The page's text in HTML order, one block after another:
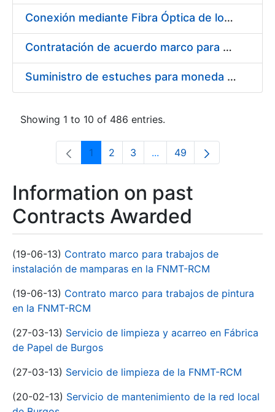
Conexión mediante Fibra Óptica de los Centros de Proceso de Datos (CPDs) de las sedes de la FNMT-RCM de Burgos y Madrid
Contratación de acuerdo marco para el Suministro de Material de Electricidad para la Fábrica Nacional de Moneda y Timbre-Real Casa de la Moneda en su centro de trabajo de Burgos
Suministro de estuches para moneda de 30 €
Showing 1 to 10 of 486 entries.
Page
1 Page
2 Page
3 ...Intermediate Pages Use
Page
49
Information on past
Contracts Awarded
(19-06-13) Contrato marco para trabajos de
instalación de mamparas en la FNMT-RCM
(19-06-13) Contrato marco para trabajos de pintura
en la FNMT-RCM
(27-03-13) Servicio de limpieza y acarreo en Fábrica
de Papel de Burgos
(27-03-13) Servicio de limpieza de la FNMT-RCM
(20-02-13) Servicio de mantenimiento de la red local